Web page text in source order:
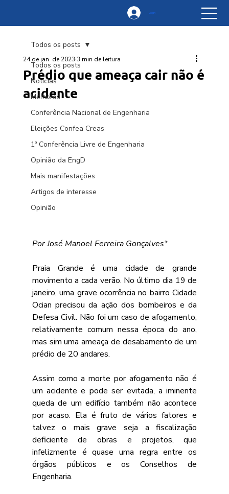
Login
Todos os posts
Notícias
Membros
Conferência Nacional de Engenharia
Eleições Confea Creas
1ª Conferência Livre de Engenharia
Opinião da EngD
Mais manifestações
Artigos de interesse
Opinião
Todos os posts
Prédio que ameaça cair não é
acidente
24 de jan. de 2023 3 min de leitura
Por José Manoel Ferreira Gonçalves*
Praia Grande é uma cidade de grande
movimento a cada verão. No último dia 19 de
janeiro, uma grave ocorrência no bairro Cidade
Ocian precisou da ação dos bombeiros e da
Defesa Civil. Não foi um caso de afogamento,
relativamente comum nessa época do ano,
mas sim uma ameaça de desabamento de um
prédio de 20 andares.
Assim como a morte por afogamento não é
um acidente e pode ser evitada, a iminente
queda de um edifício também não acontece
por acaso. Ela é fruto de vários fatores e
talvez o mais grave seja a fiscalização
deficiente de obras e projetos, que
infelizmente é quase uma regra entre os
órgãos públicos e os Conselhos de
Engenharia.